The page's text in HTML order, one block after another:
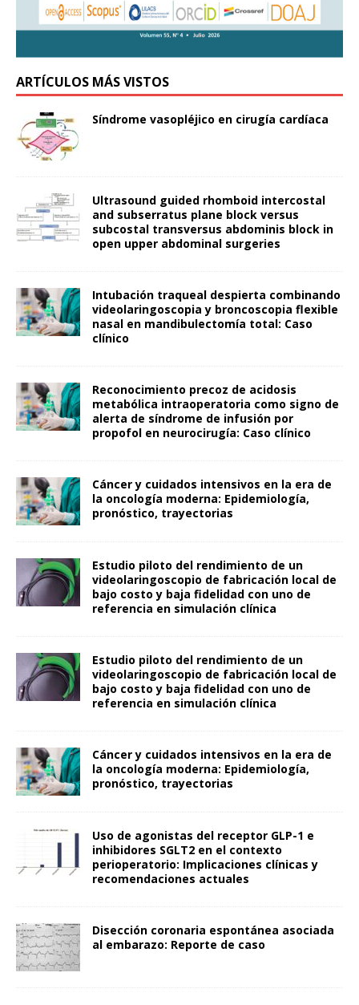
ARTÍCULOS MÁS VISTOS
Síndrome vasopléjico en cirugía cardíaca
Ultrasound guided rhomboid intercostal
and subserratus plane block versus
subcostal transversus abdominis block in
open upper abdominal surgeries
Intubación traqueal despierta combinando
videolaringoscopia y broncoscopia flexible
nasal en mandibulectomía total: Caso
clínico
Reconocimiento precoz de acidosis
metabólica intraoperatoria como signo de
alerta de síndrome de infusión por
propofol en neurocirugía: Caso clínico
Cáncer y cuidados intensivos en la era de
la oncología moderna: Epidemiología,
pronóstico, trayectorias
Estudio piloto del rendimiento de un
videolaringoscopio de fabricación local de
bajo costo y baja fidelidad con uno de
referencia en simulación clínica
Estudio piloto del rendimiento de un
videolaringoscopio de fabricación local de
bajo costo y baja fidelidad con uno de
referencia en simulación clínica
Cáncer y cuidados intensivos en la era de
la oncología moderna: Epidemiología,
pronóstico, trayectorias
Uso de agonistas del receptor GLP-1 e
inhibidores SGLT2 en el contexto
perioperatorio: Implicaciones clínicas y
recomendaciones actuales
Disección coronaria espontánea asociada
al embarazo: Reporte de caso